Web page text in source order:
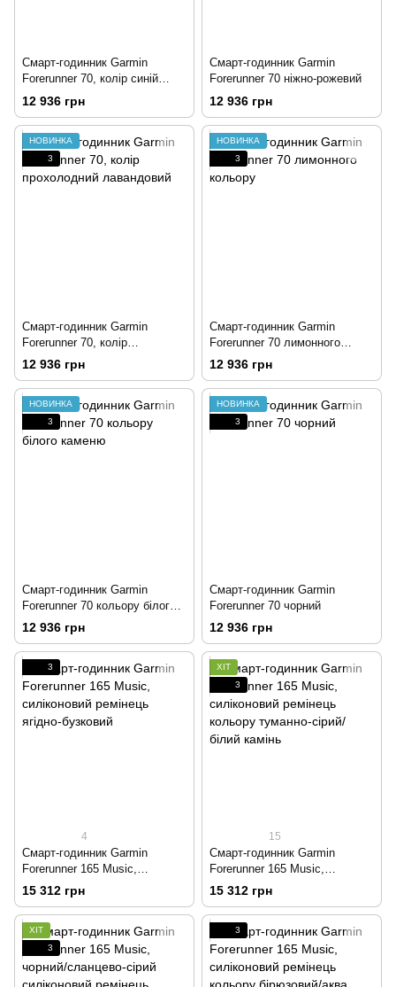
Смарт-годинник Garmin
Forerunner 70, колір синій
приплив
12 936 грн
Смарт-годинник Garmin
Forerunner 70 ніжно-рожевий
12 936 грн
НОВИНКА
3
Смарт-годинник Garmin
Forerunner 70, колір
прохолодний лавандовий
12 936 грн
НОВИНКА
3
Смарт-годинник Garmin
Forerunner 70 лимонного
кольору
12 936 грн
НОВИНКА
3
Смарт-годинник Garmin
Forerunner 70 кольору білого
каменю
12 936 грн
НОВИНКА
3
Смарт-годинник Garmin
Forerunner 70 чорний
12 936 грн
3
4
Смарт-годинник Garmin
Forerunner 165 Music,
силіконовий ремінець ягідно-
15 312 грн
ХІТ
3
15
Смарт-годинник Garmin
Forerunner 165 Music,
силіконовий ремінець кольору
туманно-сірий/білий камінь
15 312 грн
ХІТ
3
3